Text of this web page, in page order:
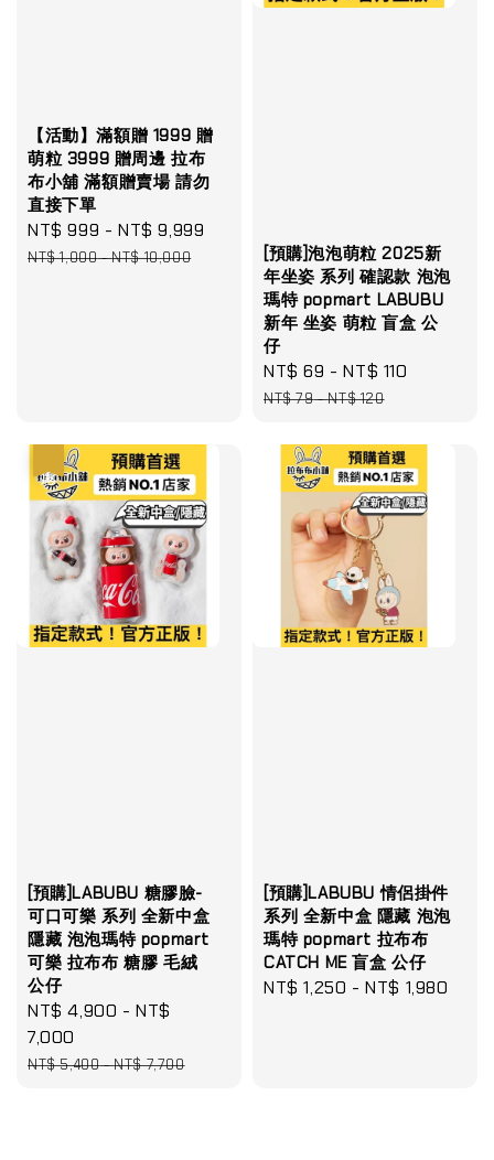
【活動】滿額贈 1999 贈
萌粒 3999 贈周邊 拉布
布小舖 滿額贈賣場 請勿
直接下單
Sale
price
NT$ 999 -NT$ 9,999
NT$ 1,000-NT$ 10,000
[預購]泡泡萌粒 2025新
年坐姿 系列 確認款 泡泡
瑪特 popmart LABUBU
新年 坐姿 萌粒 盲盒 公
仔
Sale
price
NT$ 69 -NT$ 110
NT$ 79-NT$ 120
[預購]LABUBU 糖膠臉-
可口可樂 系列 全新中盒
隱藏 泡泡瑪特 popmart
可樂 拉布布 糖膠 毛絨
公仔
Sale
price
NT$ 4,900 -NT$
7,000
Regular
NT$ 5,400-NT$ 7,700
[預購]LABUBU 情侶掛件
系列 全新中盒 隱藏 泡泡
瑪特 popmart 拉布布
CATCH ME 盲盒 公仔
Regular
NT$ 1,250 -NT$ 1,980